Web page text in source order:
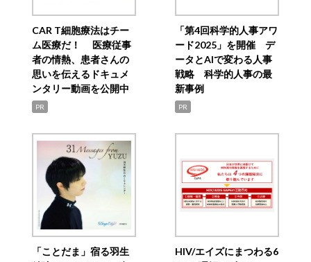
CAR T細胞療法はチー
ム医療だ！ 医療従事
者の情熱、患者さんの
思いを伝えるドキュメ
ンタリー動画を公開中
PR
「第4回科学的人事アワ
ード2025」を開催 デ
ータとAIで変わる人事
戦略 科学的人事の最
新事例
PR
「ことだま」宿る羽生
HIV/エイズにまつわる6